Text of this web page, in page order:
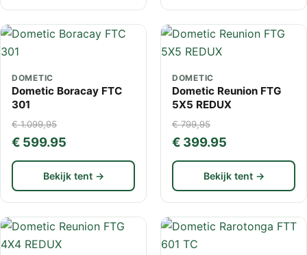
DOMETIC
Dometic Boracay FTC
301
€ 1.099,95
€ 599.95
Bekijk tent →
DOMETIC
Dometic Reunion FTG
5X5 REDUX
€ 799,95
€ 399.95
Bekijk tent →